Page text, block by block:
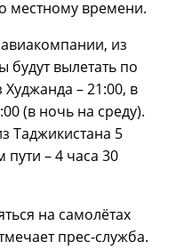
местному времени.
из
будут вылетать по
– 21:00, в
(в ночь на среду).
Таджикистана 5
– 4 часа 30
на самолётах
прес-служба.